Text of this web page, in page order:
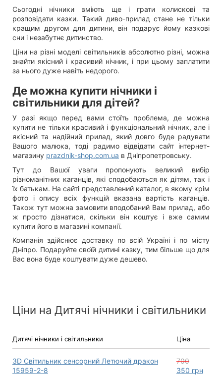
Сьогодні нічники вміють ще і грати колискові та
розповідати казки. Такий диво-прилад стане не тільки
кращим другом для дитини, він подарує йому казкові
сни і незабутнє дитинство.
Ціни на різні моделі світильників абсолютно різні, можна
знайти якісний і красивий нічник, і при цьому заплатити
за нього дуже навіть недорого.
Де можна купити нічники і
світильники для дітей?
У разі якщо перед вами стоїть проблема, де можна
купити не тільки красивий і функціональний нічник, але і
якісний та надійний прилад, який довго буде радувати
Вашого малюка, тоді радимо відвідати сайт інтернет-
магазину prazdnik-shop.com.ua в Дніпропетровську.
Тут до Вашої уваги пропонують великий вибір
різноманітних каганців, які сподобаються як дітям, так і
їх батькам. На сайті представлений каталог, в якому крім
фото і опису всіх функцій вказана вартість каганців.
Також тут можна замовити вподобаний Вам прилад, або
ж просто дізнатися, скільки він коштує і вже самим
купити його в магазині компанії.
Компанія здійснює доставку по всій Україні і по місту
Дніпро. Подаруйте своїй дитині казку, тим більше що для
Вас вона буде коштувати дуже дешево.
Ціни на Дитячі нічники і світильники
Дитячі нічники і світильники Ціна
3D Світильник сенсорний Летючий дракон
15959-2-8
700
350 грн